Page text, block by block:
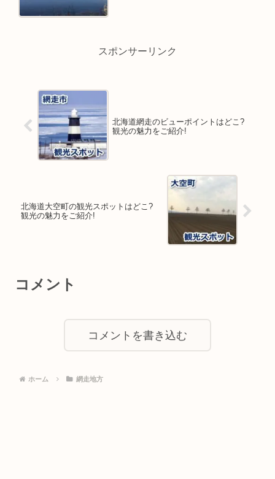
スポンサーリンク
北海道網走のビューポイントはどこ?
観光の魅力をご紹介!
北海道大空町の観光スポットはどこ?
観光の魅力をご紹介!
コメント
コメントを書き込む
ホーム 網走地方